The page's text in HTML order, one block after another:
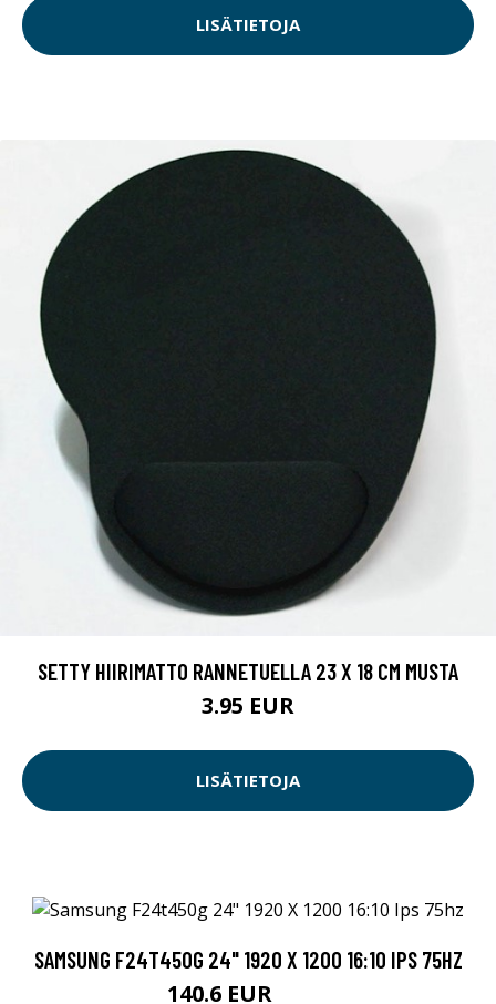
LISÄTIETOJA
SETTY HIIRIMATTO RANNETUELLA 23 X 18 CM MUSTA
3.95 EUR
LISÄTIETOJA
SAMSUNG F24T450G 24" 1920 X 1200 16:10 IPS 75HZ
140.6 EUR